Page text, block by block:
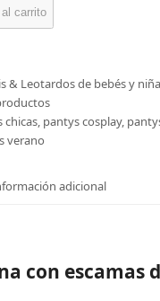
carrito
& Leotardos de bebés y
chicas, pantys cosplay,
verano
adicional
con escamas